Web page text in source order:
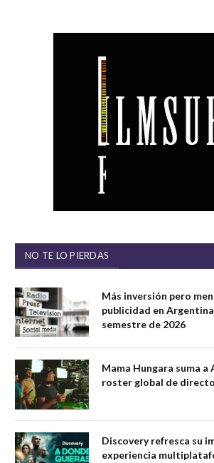
NO TE LO PIERDAS
Más inversión pero
publicidad en
semestre de 2026
Mama Hungara suma
roster global de
Discovery refresca su
experiencia